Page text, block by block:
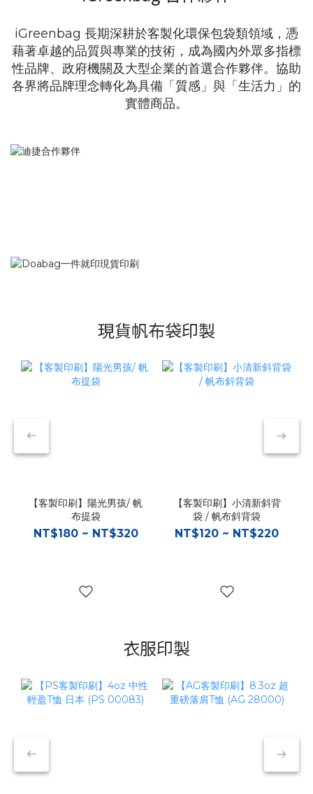
iGreenbag 長期深耕於客製化環保包袋類領域，憑
藉著卓越的品質與專業的技術，成為國內外眾多指標
性品牌、政府機關及大型企業的首選合作夥伴。協助
各界將品牌理念轉化為具備「質感」與「生活力」的
實體商品。
現貨帆布袋印製
【客製印刷】陽光男孩/ 帆
布提袋
NT$180 ~ NT$320
【客製印刷】小清新斜背
袋 / 帆布斜背袋
NT$120 ~ NT$220
衣服印製